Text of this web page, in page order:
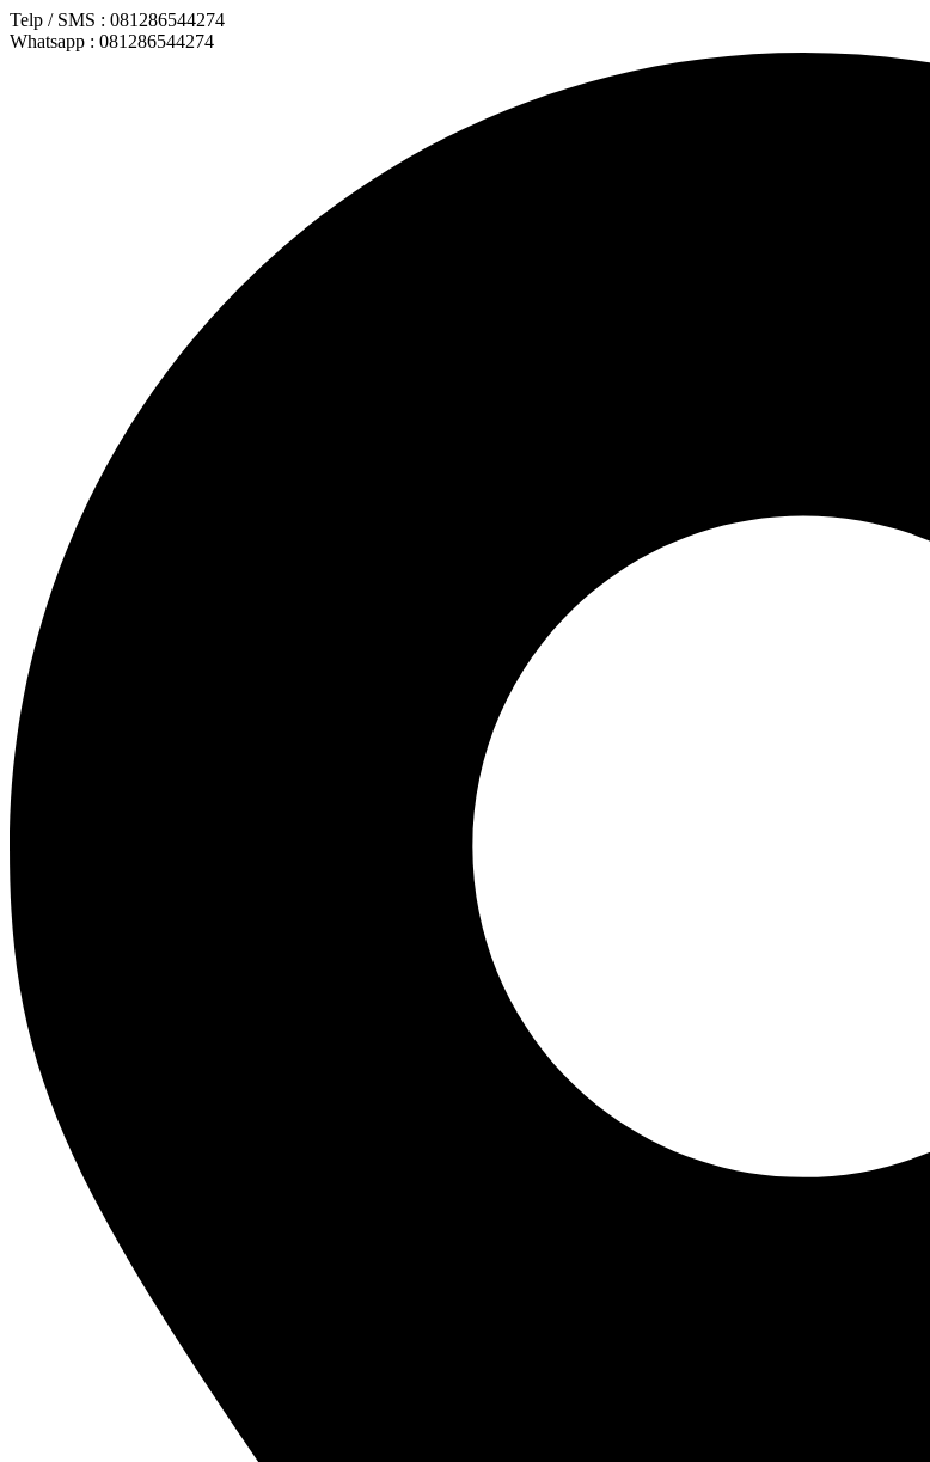
Lewati
ke
Telp / SMS : 081286544274
Whatsapp : 081286544274